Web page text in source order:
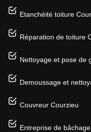
Etanchéité toiture
Réparation de toiture
Nettoyage et pose de
Demoussage et
Couvreur Courzieu
Entreprise de